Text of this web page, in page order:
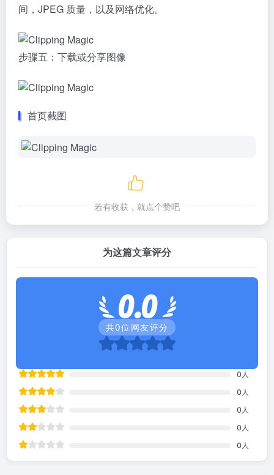
间，JPEG 质量，以及网络优化。
步骤五：下载或分享图像
首页截图
若有收获，就点个赞吧
为这篇文章评分
0.0
共0位网友评分
0 人
0 人
0 人
0 人
0 人